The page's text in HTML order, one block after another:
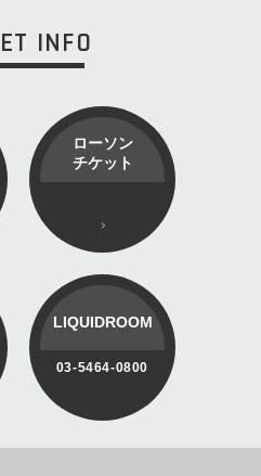
INFO
ローソン
チケット
LIQUIDROOM
03-5464-0800